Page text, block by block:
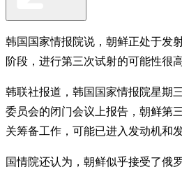
韩国国家情报院说，朝鲜正处于发
阶段，进行第三次试射的可能性很高
韩联社报道，韩国国家情报院星期
委员会的闭门会议上报告，朝鲜第
关筹备工作，可能已进入发动机和
国情院还认为，朝鲜似乎接受了俄